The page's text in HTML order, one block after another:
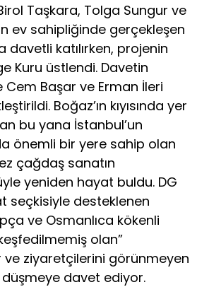
Taşkara, Tolga Sungur ve
ev sahipliğinde gerçekleşen
davetli katılırken, projenin
Kuru üstlendi. Davetin
Başar ve Erman İleri
Boğaz’ın kıyısında yer
bu yana İstanbul’un
önemli bir yere sahip olan
çağdaş sanatın
yeniden hayat buldu. DG
seçkisiyle desteklenen
ve Osmanlıca kökenli
olan”
ve ziyaretçilerini görünmeyen
davet ediyor.